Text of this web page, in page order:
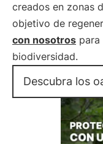
creados en zonas
objetivo de
con nosotros para
biodiversidad.
Descubra los